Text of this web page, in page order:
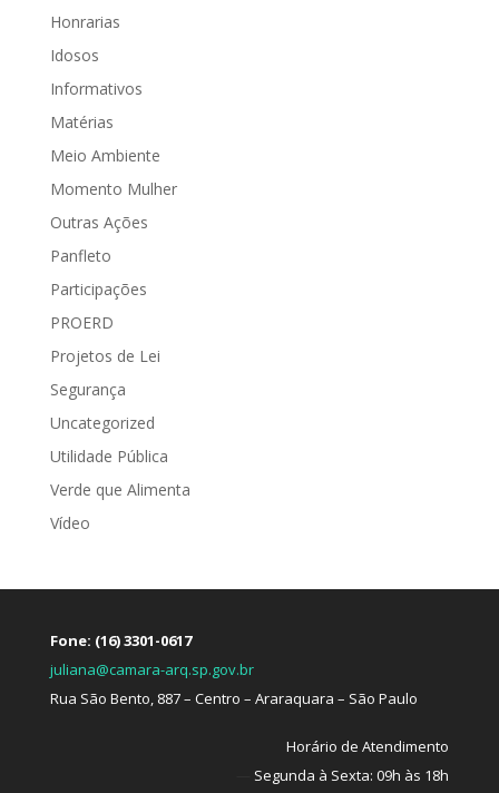
Honrarias
Idosos
Informativos
Matérias
Meio Ambiente
Momento Mulher
Outras Ações
Panfleto
Participações
PROERD
Projetos de Lei
Segurança
Uncategorized
Utilidade Pública
Verde que Alimenta
Vídeo
Fone: (16) 3301-0617
juliana@camara-arq.sp.gov.br
Rua São Bento, 887 – Centro – Araraquara – São Paulo
Horário de Atendimento
Segunda à Sexta: 09h às 18h